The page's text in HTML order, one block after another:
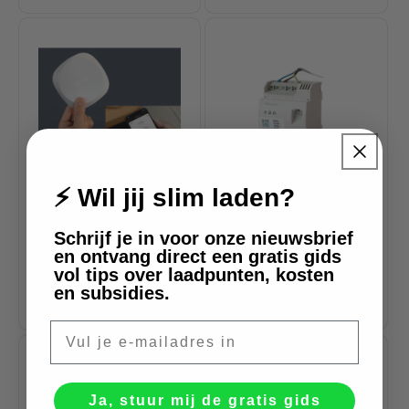
Pack Égaliseur
Easee
Prix
habituel
€399,00 EUR
Zaptec Pro PLC
habituel
⚡ Wil jij slim laden?
Schrijf je in voor onze nieuwsbrief
en ontvang direct een gratis gids
vol tips over laadpunten, kosten
en subsidies.
Ja, stuur mij de gratis gids